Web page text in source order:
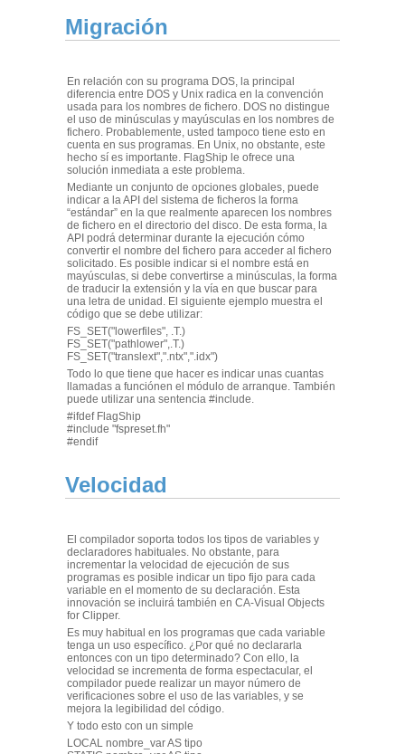
Migración
En relación con su programa DOS, la principal
diferencia entre DOS y Unix radica en la convención
usada para los nombres de fichero. DOS no distingue
el uso de minúsculas y mayúsculas en los nombres de
fichero. Probablemente, usted tampoco tiene esto en
cuenta en sus programas. En Unix, no obstante, este
hecho sí es importante. FlagShip le ofrece una
solución inmediata a este problema.
Mediante un conjunto de opciones globales, puede
indicar a la API del sistema de ficheros la forma
“estándar” en la que realmente aparecen los nombres
de fichero en el directorio del disco. De esta forma, la
API podrá determinar durante la ejecución cómo
convertir el nombre del fichero para acceder al fichero
solicitado. Es posible indicar si el nombre está en
mayúsculas, si debe convertirse a minúsculas, la forma
de traducir la extensión y la vía en que buscar para
una letra de unidad. El siguiente ejemplo muestra el
código que se debe utilizar:
FS_SET("lowerfiles", .T.)
FS_SET("pathlower",.T.)
FS_SET("translext",".ntx",".idx")
Todo lo que tiene que hacer es indicar unas cuantas
llamadas a funciónen el módulo de arranque. También
puede utilizar una sentencia #include.
#ifdef FlagShip
#include "fspreset.fh"
#endif
Velocidad
El compilador soporta todos los tipos de variables y
declaradores habituales. No obstante, para
incrementar la velocidad de ejecución de sus
programas es posible indicar un tipo fijo para cada
variable en el momento de su declaración. Esta
innovación se incluirá también en CA-Visual Objects
for Clipper.
Es muy habitual en los programas que cada variable
tenga un uso específico. ¿Por qué no declararla
entonces con un tipo determinado? Con ello, la
velocidad se incrementa de forma espectacular, el
compilador puede realizar un mayor número de
verificaciones sobre el uso de las variables, y se
mejora la legibilidad del código.
Y todo esto con un simple
LOCAL nombre_var AS tipo